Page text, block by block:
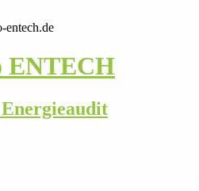
entech.de
ENTECH